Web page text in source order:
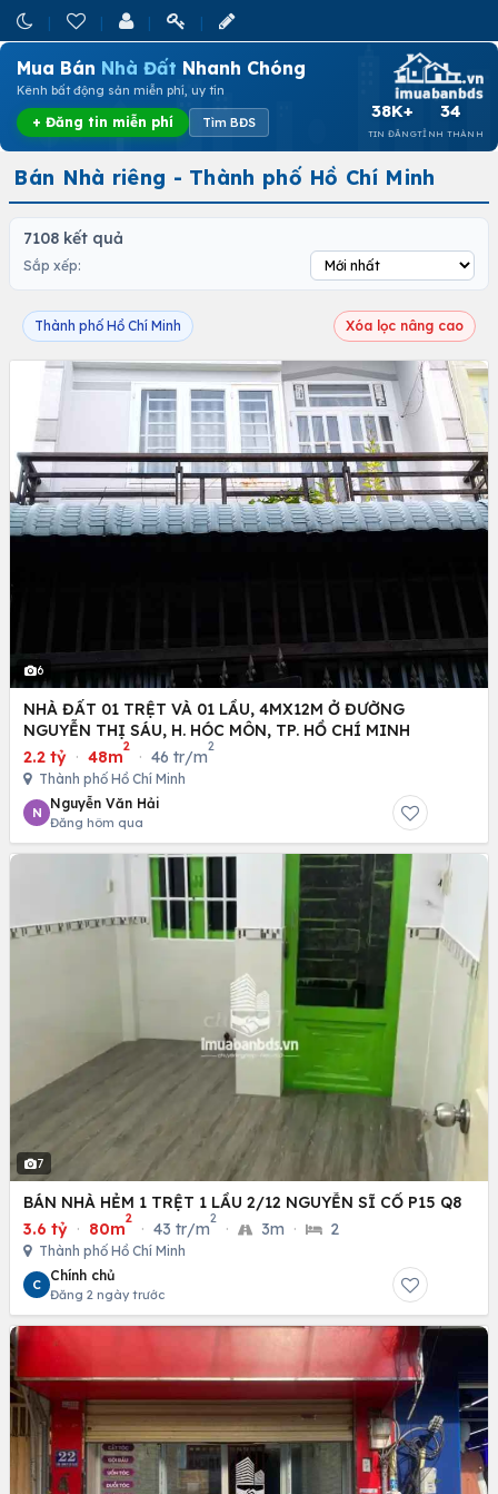
Mua Bán Nhà Đất Nhanh Chóng
Kênh bất động sản miễn phí, uy tín
+ Đăng tin miễn phí Tìm BĐS
38K+
TIN ĐĂNG
34
TỈNH THÀNH
Bán Nhà riêng - Thành phố Hồ Chí Minh
7108 kết quả
Sắp xếp:
Thành phố Hồ Chí Minh Xóa lọc nâng cao
6
NHÀ ĐẤT 01 TRỆT VÀ 01 LẦU, 4MX12M Ở ĐƯỜNG
NGUYỄN THỊ SÁU, H. HÓC MÔN, TP. HỒ CHÍ MINH
2.2 tỷ · 48m
2
· 46 tr/m
2
Thành phố Hồ Chí Minh
N
Nguyễn Văn Hải
Đăng hôm qua
7
BÁN NHÀ HẺM 1 TRỆT 1 LẦU 2/12 NGUYỄN SĨ CỐ P15 Q8
3.6 tỷ · 80m
2
· 43 tr/m
2
· 3m · 2
Thành phố Hồ Chí Minh
C
Chính chủ
Đăng 2 ngày trước